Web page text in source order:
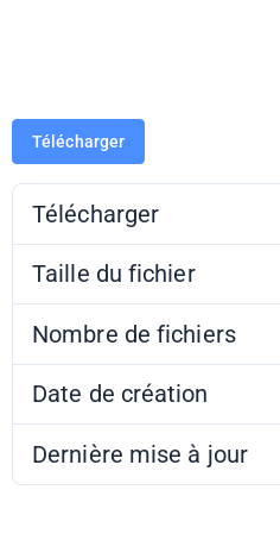
Télécharger
Télécharger
Taille du fichier
Nombre de fichiers
Date de création
Dernière mise à jour